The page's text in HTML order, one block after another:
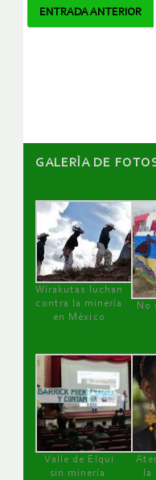
Navegador
ENTRADA ANTERIOR
GALERÌA DE
Wirakutas luchan
contra la minería
en México
No
Valle de Elqui
sin minería.
la